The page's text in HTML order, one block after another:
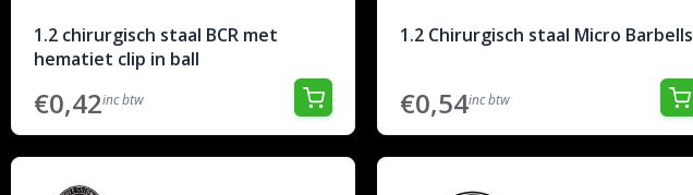
1.2 chirurgisch staal BCR met
hematiet clip in ball
€0,42inc btw
1.2 Chirurgisch staal Micro Barbells
€0,54inc btw